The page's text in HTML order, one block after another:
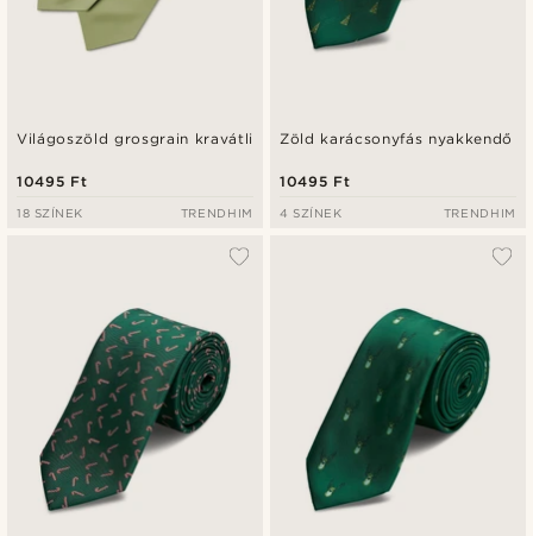
Világoszöld grosgrain kravátli
10495 Ft
18 SZÍNEK TRENDHIM
Zöld karácsonyfás nyakkendő
10495 Ft
4 SZÍNEK TRENDHIM